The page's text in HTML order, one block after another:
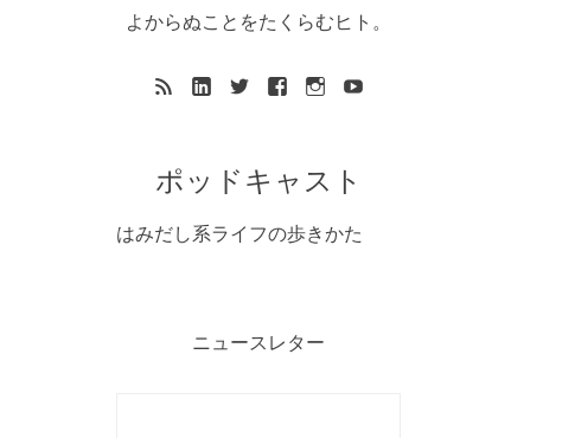
よからぬことをたくらむヒト。
ポッドキャスト
はみだし系ライフの歩きかた
ニュースレター